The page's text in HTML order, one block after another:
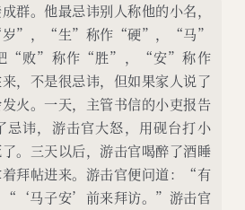
群。他最忌讳别人称他的小名，
”，“生”称作“硬”，“马”
“败”称作“胜”，“安”称作
，不是很忌讳，但如果家人说了
火。一天，主管书信的小吏报告
忌讳，游击官大怒，用砚台打小
。三天以后，游击官喝醉了酒睡
拜帖进来。游击官便问道：“有
“‘马子安’前来拜访。”游击官